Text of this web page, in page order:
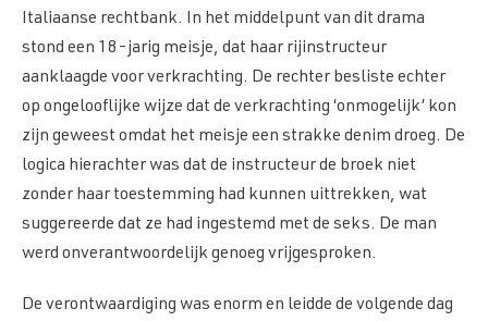
Italiaanse rechtbank. In het middelpunt van dit drama
stond een 18-jarig meisje, dat haar rijinstructeur
aanklaagde voor verkrachting. De rechter besliste echter
op ongelooflijke wijze dat de verkrachting ‘onmogelijk’ kon
zijn geweest omdat het meisje een strakke denim droeg. De
logica hierachter was dat de instructeur de broek niet
zonder haar toestemming had kunnen uittrekken, wat
suggereerde dat ze had ingestemd met de seks. De man
werd onverantwoordelijk genoeg vrijgesproken.
De verontwaardiging was enorm en leidde de volgende dag